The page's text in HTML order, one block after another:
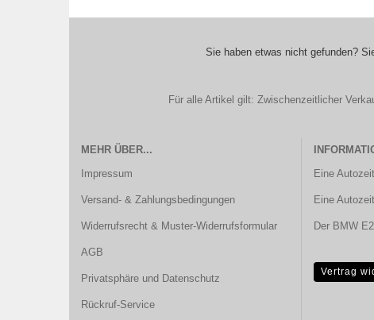
Sie haben etwas nicht gefunden?
Für alle Artikel gilt: Zwischenzeitlicher
MEHR ÜBER...
Impressum
Versand- & Zahlungsbedingungen
Widerrufsrecht & Muster-Widerrufsformular
AGB
Privatsphäre und Datenschutz
Rückruf-Service
Eine
Eine
Der BMW
Vertrag